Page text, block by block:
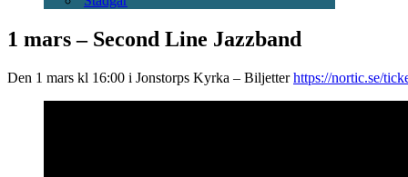
1 mars – Second Line Jazzband
Den 1 mars kl 16:00 i Jonstorps Kyrka – Biljetterhttps://nortic.se/